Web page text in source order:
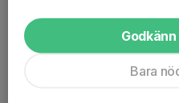
Träningspasset
0 Bara